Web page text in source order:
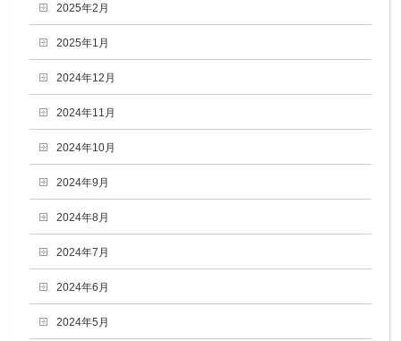
2025年2月
2025年1月
2024年12月
2024年11月
2024年10月
2024年9月
2024年8月
2024年7月
2024年6月
2024年5月